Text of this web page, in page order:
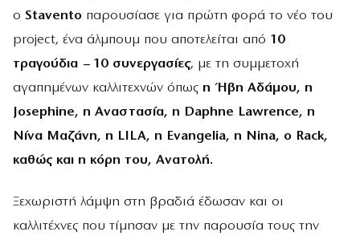
ο Stavento παρουσίασε για πρώτη φορά το νέο του
project, ένα άλμπουμ που αποτελείται από 10
τραγούδια – 10 συνεργασίες, με τη συμμετοχή
αγαπημένων καλλιτεχνών όπως η Ήβη Αδάμου, η
Josephine, η Αναστασία, η Daphne Lawrence, η
Νίνα Μαζάνη, η LILA, η Evangelia, η Nina, ο Rack,
καθώς και η κόρη του, Ανατολή.
Ξεχωριστή λάμψη στη βραδιά έδωσαν και οι
καλλιτέχνες που τίμησαν με την παρουσία τους την